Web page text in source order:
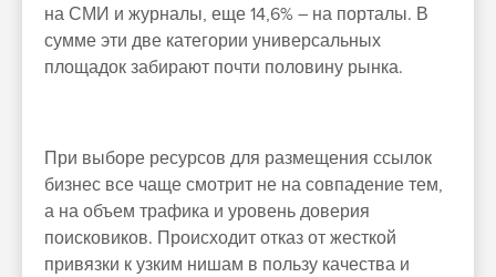
на СМИ и журналы, еще 14,6% – на порталы. В
сумме эти две категории универсальных
площадок забирают почти половину рынка.
При выборе ресурсов для размещения ссылок
бизнес все чаще смотрит не на совпадение тем,
а на объем трафика и уровень доверия
поисковиков. Происходит отказ от жесткой
привязки к узким нишам в пользу качества и